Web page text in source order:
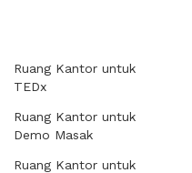
Ruang Kantor untuk
TEDx
Ruang Kantor untuk
Demo Masak
Ruang Kantor untuk